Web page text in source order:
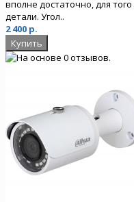
вполне достаточно, для
детали. Угол..
2 400 р.